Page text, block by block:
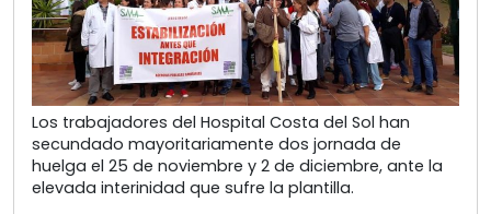
Los trabajadores del Hospital Costa del Sol han
secundado mayoritariamente dos jornada de
huelga el 25 de noviembre y 2 de diciembre, ante la
elevada interinidad que sufre la plantilla.